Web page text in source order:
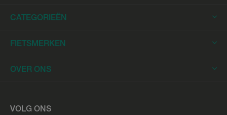
CATEGORIEËN
Elektrische Fietsen
Elektrische Racefietsen
Elektrische Longtails
FIETSMERKEN
Trek
OVER ONS
Werkplaats
VOLG ONS